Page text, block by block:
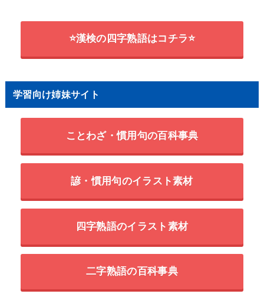
⭐漢検の四字熟語はコチラ⭐
学習向け姉妹サイト
ことわざ・慣用句の百科事典
諺・慣用句のイラスト素材
四字熟語のイラスト素材
二字熟語の百科事典